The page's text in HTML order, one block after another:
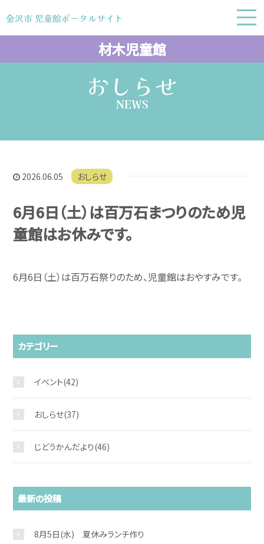
金沢市 児童館ポータルサイト
金沢市 児童館ポータルサイト
おしらせ
NEWS
2026.06.05 おしらせ
6月6日（土）は百万石まつりのため児
童館はお休みです。
6月6日（土）は百万石祭りのため、児童館はおやすみです。
カテゴリー
イベント(42)
おしらせ(37)
じどうかんだより(46)
最新の投稿
8月5日(水) 夏休みランチ作り
材木児童館